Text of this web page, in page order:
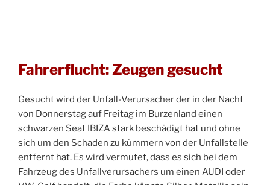
Fahrerflucht: Zeugen gesucht
Gesucht wird der Unfall-Verursacher der in der Nacht
von Donnerstag auf Freitag im Burzenland einen
schwarzen Seat IBIZA stark beschädigt hat und ohne
sich um den Schaden zu kümmern von der Unfallstelle
entfernt hat. Es wird vermutet, dass es sich bei dem
Fahrzeug des Unfallverursachers um einen AUDI oder